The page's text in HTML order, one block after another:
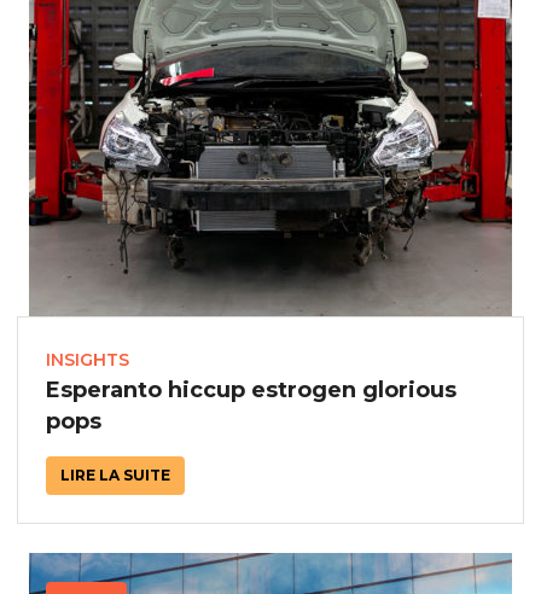
INSIGHTS
Esperanto hiccup estrogen glorious
pops
LIRE LA SUITE